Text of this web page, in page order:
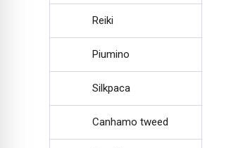
Reiki
Piumino
Silkpaca
Canhamo tweed